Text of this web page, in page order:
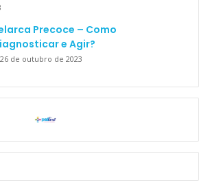
Precoce – Como
e Agir?
26 de outubro de 2023